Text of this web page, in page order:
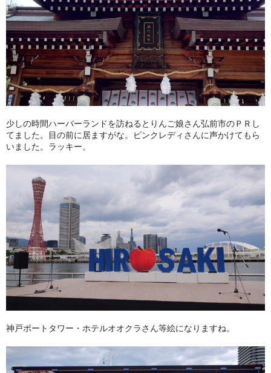
少しの時間ハーバーランドを訪ねるとりんご娘さん弘前市のＰＲし
てました。目の前に居ますがな。ピンクレディさんに声かけてもら
いました。ラッキー。
神戸ポートタワー・ホテルオオクラさん等絵になりますね。